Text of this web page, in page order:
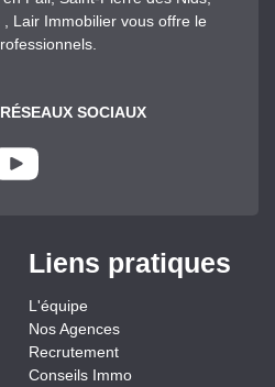
Lair Immobilier vous offre le
SOCIAUX
Liens pratiques
L'équipe
Nos Agences
Recrutement
Conseils Immo